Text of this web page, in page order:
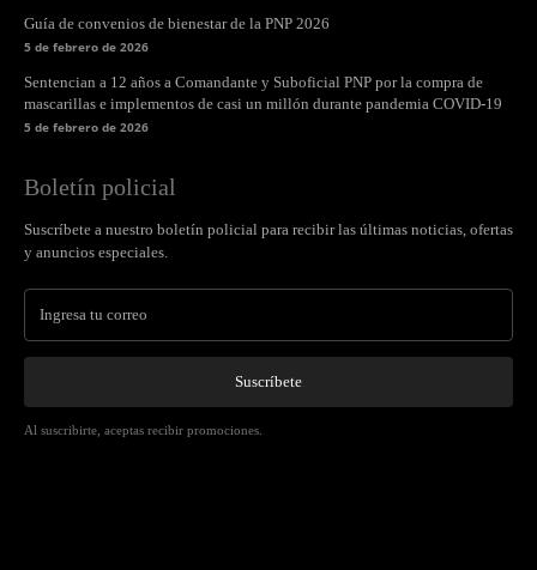
Guía de convenios de bienestar de la PNP 2026
5 de febrero de 2026
Sentencian a 12 años a Comandante y Suboficial PNP por la compra de
mascarillas e implementos de casi un millón durante pandemia COVID-19
5 de febrero de 2026
Boletín policial
Suscríbete a nuestro boletín policial para recibir las últimas noticias, ofertas
y anuncios especiales.
Suscríbete
Al suscribirte, aceptas recibir promociones.